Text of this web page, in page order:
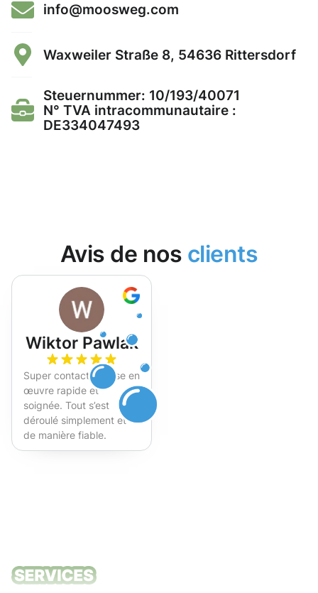
info@moosweg.com
Waxweiler Straße 8, 54636 Rittersdorf
Steuernummer: 10/193/40071
N° TVA intracommunautaire :
DE334047493
Avis de nos clients
Wiktor Pawlak
Super contact et mise en
œuvre rapide et
soignée. Tout s’est
déroulé simplement et
de manière fiable.
Fortement recommandé !